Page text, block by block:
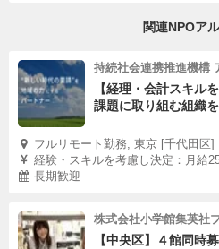
関連NPOア
持続社会連携推進機構
【経理・会計スキル
課題に取り組む組織
フルリモート勤務, 東京 [千代田区]
経験・スキルを考慮し決定：月給
長期歓迎
株式会社小学館集英社
【中央区】４館同時